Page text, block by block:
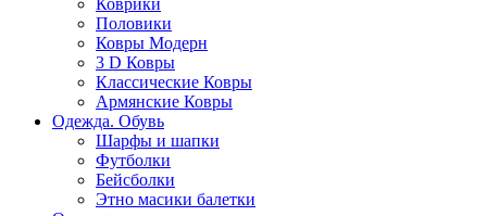
Коврики
Половики
Ковры Модерн
3 D Ковры
Классические Ковры
Армянские Ковры
Одежда. Обувь
Шарфы и шапки
Футболки
Бейсболки
Этно масики балетки